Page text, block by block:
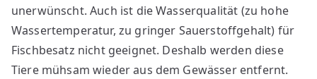
unerwünscht. Auch ist die Wasserqualität (zu hohe
Wassertemperatur, zu gringer Sauerstoffgehalt) für
Fischbesatz nicht geeignet. Deshalb werden diese
Tiere mühsam wieder aus dem Gewässer entfernt.